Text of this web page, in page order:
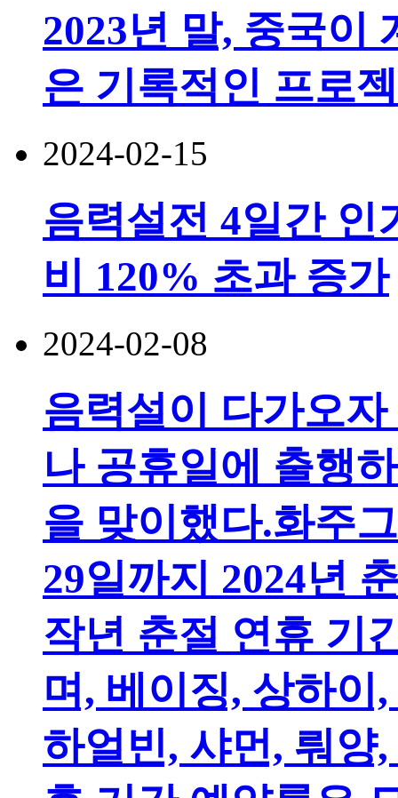
2023년 말, 중국이
은 기록적인 프로
2024-02-15
음력설전 4일간 인
비 120% 초과 증가
2024-02-08
음력설이 다가오
나 공휴일에 출행
을 맞이했다.화주
29일까지 2024년
작년 춘절 연휴 기
며, 베이징, 상하이
하얼빈, 샤먼, 뤄양